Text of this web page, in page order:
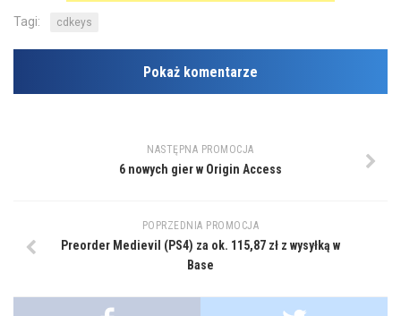
Tagi: cdkeys
Pokaż komentarze
NASTĘPNA PROMOCJA
6 nowych gier w Origin Access
POPRZEDNIA PROMOCJA
Preorder Medievil (PS4) za ok. 115,87 zł z wysyłką w
Base